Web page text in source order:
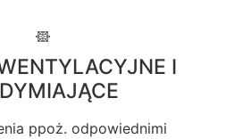
I
ppoż. odpowiednimi